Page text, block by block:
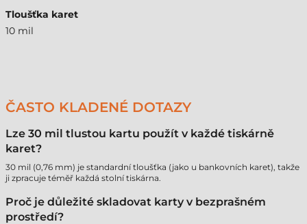
Tloušťka karet
10 mil
ČASTO KLADENÉ DOTAZY
Lze 30 mil tlustou kartu použít v každé tiskárně
karet?
30 mil (0,76 mm) je standardní tloušťka (jako u bankovních karet), takže
ji zpracuje téměř každá stolní tiskárna.
Proč je důležité skladovat karty v bezprašném
prostředí?